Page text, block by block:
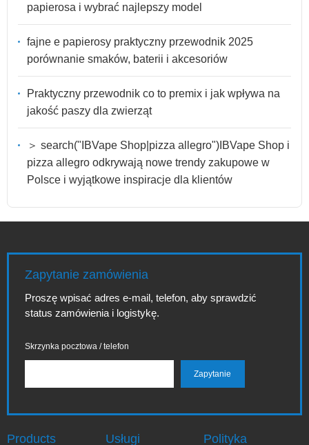
papierosa i wybrać najlepszy model
fajne e papierosy praktyczny przewodnik 2025
porównanie smaków, baterii i akcesoriów
Praktyczny przewodnik co to premix i jak wpływa na
jakość paszy dla zwierząt
＞ search("IBVape Shop|pizza allegro")IBVape Shop i
pizza allegro odkrywają nowe trendy zakupowe w
Polsce i wyjątkowe inspiracje dla klientów
Zapytanie zamówienia
Proszę wpisać adres e-mail, telefon, aby sprawdzić
status zamówienia i logistykę.
Skrzynka pocztowa / telefon
Products Usługi Polityka